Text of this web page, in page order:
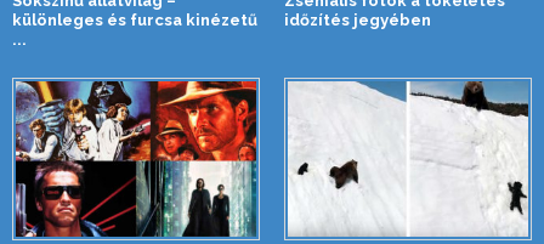
különleges és furcsa kinézetű
...
időzítés jegyében